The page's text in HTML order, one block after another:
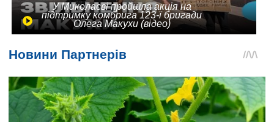
У Миколаєві пройшла акція на
підтримку комбрига 123-ї бригади
Олега Макухи (відео)